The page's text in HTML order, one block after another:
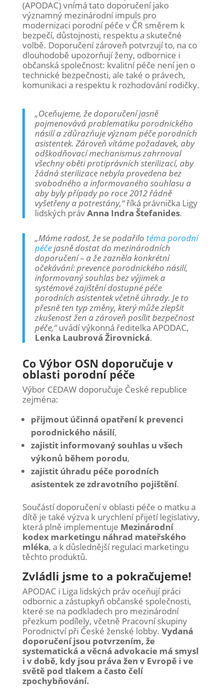
(APODAC) vnímá tato doporučení jako
významný mezinárodní impuls pro
modernizaci porodní péče v ČR směrem k
bezpečí, důstojnosti, respektu a skutečné
volbě. Doporučení zároveň potvrzují to, na co
dlouhodobě upozorňují ženy, odbornice i
občanská společnost: kvalitní péče není jen o
technické bezpečnosti, ale také o právech,
komunikaci a respektu k rozhodování rodičky.
„Oceňujeme, že doporučení jasně
pojmenovává problematiku porodnického
násilí a zdůrazňuje význam péče porodních
asistentek. Zároveň vítáme požadavek, aby
odškodňovací mechanismus zahrnoval
všechny oběti protiprávních sterilizací, aby
žádná sterilizace nebyla provedena bez
svobodného a informovaného souhlasu a
aby byly případy po roce 2012 řádně
vyšetřeny a potrestány,“říká právnička Ligy
lidských právAnna Indra Štefanides.
„Máme radost, že se podařilo téma porodní
péčejasně dostat do mezinárodních
doporučení – a že zazněla konkrétní
očekávání: prevence porodnického násilí,
informovaný souhlas bez výjimek a
systémové zajištění dostupné péče
porodních asistentek včetně úhrady. Je to
přesně ten typ změny, který může zlepšit
zkušenost žen a zároveň posílit bezpečnost
péče,“uvádí výkonná ředitelka APODAC,
Lenka Laubrová Žirovnická.
Co Výbor OSN doporučuje v
oblasti porodní péče
Výbor CEDAW doporučuje České republice
zejména:
přijmout účinná opatření k prevenci
porodnického násilí,
zajistit informovaný souhlas u všech
výkonů během porodu,
zajistit úhradu péče porodních
asistentek ze zdravotního pojištění.
Součástí doporučení v oblasti péče o matku a
dítě je také výzva k urychlení přijetí legislativy,
která plně implementuje Mezinárodní
kodex marketingu náhrad mateřského
mléka, a k důslednější regulaci marketingu
těchto produktů.
Zvládli jsme to a pokračujeme!
APODAC i Liga lidských práv oceňují práci
odbornic a zástupkyň občanské společnosti,
které se na podkladech pro mezinárodní
přezkum podílely, včetně Pracovní skupiny
Porodnictví při České ženské lobby. Vydaná
doporučení jsou potvrzením, že
systematická a věcná advokacie má smysl
i v době, kdy jsou práva žen v Evropě i ve
světě pod tlakem a často čelí
zpochybňování.